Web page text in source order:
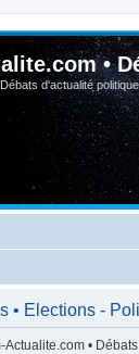
•
d'actualité
• Elections -
•